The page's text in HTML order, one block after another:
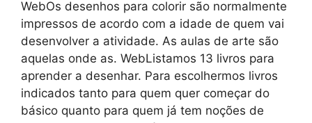
WebOs desenhos para colorir são normalmente
impressos de acordo com a idade de quem vai
desenvolver a atividade. As aulas de arte são
aquelas onde as. WebListamos 13 livros para
aprender a desenhar. Para escolhermos livros
indicados tanto para quem quer começar do
básico quanto para quem já tem noções de